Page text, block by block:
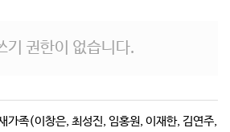
기 권한이 없습니다.
족(이창은, 최성진, 임홍원, 이재한, 김연주,